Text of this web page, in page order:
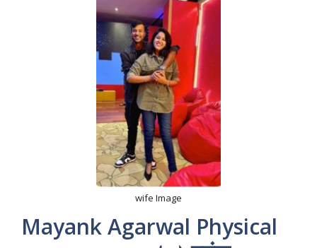
wife Image
Mayank Agarwal Physical